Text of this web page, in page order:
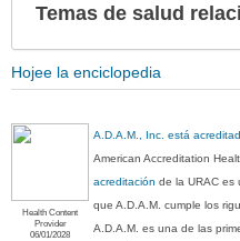
Temas de salud
Hojee la enciclopedia
Health Content
Provider
06/01/2028
A.D.A.M., Inc. está
American Accreditation
acreditación de la URAC es
que A.D.A.M. cumple los
A.D.A.M. es una de las